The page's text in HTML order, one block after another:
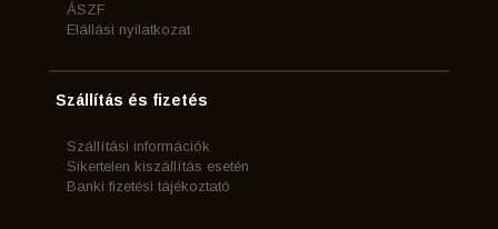
ÁSZF
Elállási nyilatkozat
Szállítás és fizetés
Szállítási információk
Sikertelen kiszállítás esetén
Banki fizetési tájékoztató